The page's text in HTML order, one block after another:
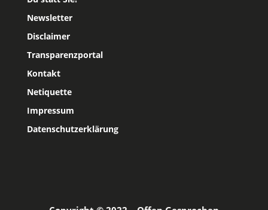
Newsletter
Disclaimer
Transparenzportal
Kontakt
Netiquette
Impressum
Datenschutzerklärung